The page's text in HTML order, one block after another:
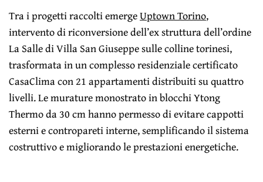
Tra i progetti raccolti emergeUptown Torino,
intervento di riconversione dell’ex struttura dell’ordine
La Salle di Villa San Giuseppe sulle colline torinesi,
trasformata in un complesso residenziale certificato
CasaClima con 21 appartamenti distribuiti su quattro
livelli. Le murature monostrato in blocchi Ytong
Thermo da 30 cm hanno permesso di evitare cappotti
esterni e contropareti interne, semplificando il sistema
costruttivo e migliorando le prestazioni energetiche.